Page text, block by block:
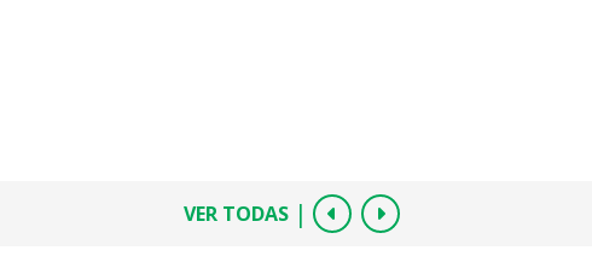
VER TODAS |